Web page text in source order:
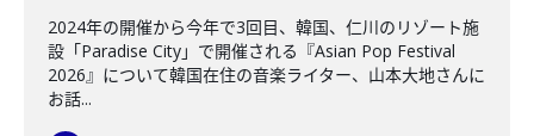
2024年の開催から今年で3回目、韓国、仁川のリゾート施
設「Paradise City」で開催される『Asian Pop Festival
2026』について韓国在住の音楽ライター、山本大地さんに
お話...